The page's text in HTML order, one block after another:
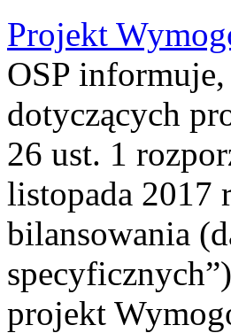
Projekt
OSP
dotyczących
26 ust. 1
listopada 2017
bilansowania
projekt